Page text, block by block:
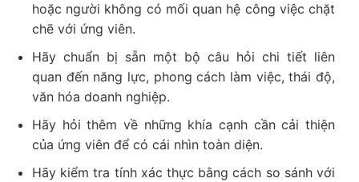
hoặc người không có mối quan hệ công việc chặt
chẽ với ứng viên.
Hãy chuẩn bị sẵn một bộ câu hỏi chi tiết liên
quan đến năng lực, phong cách làm việc, thái độ,
văn hóa doanh nghiệp.
Hãy hỏi thêm về những khía cạnh cần cải thiện
của ứng viên để có cái nhìn toàn diện.
Hãy kiểm tra tính xác thực bằng cách so sánh với